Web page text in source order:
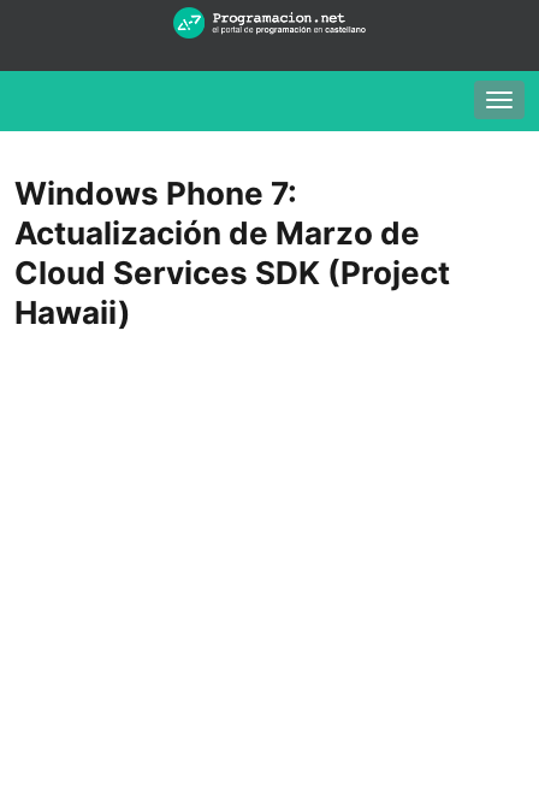
Windows Phone 7:
Actualización de Marzo de
Cloud Services SDK (Project
Hawaii)